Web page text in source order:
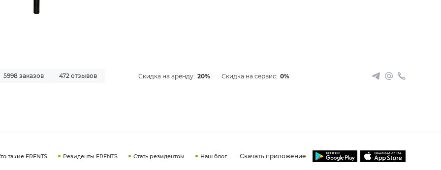
5998 заказов 472 отзывов Скидка на аренду: 20% Скидка на сервис: 0%
такие FRENTS Резиденты FRENTS Стать резидентом Наш блог Скачать приложение